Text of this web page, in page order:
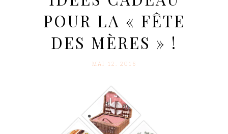
POUR LA « FÊTE
DES MÈRES » !
MAI 12. 2016